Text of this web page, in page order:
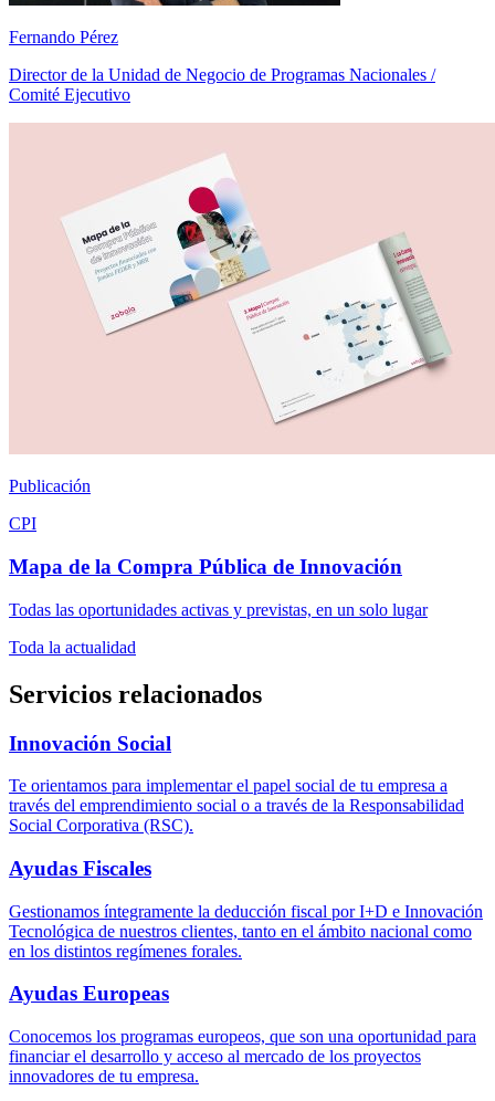
Fernando Pérez
Director de la Unidad de Negocio de Programas Nacionales /
Comité Ejecutivo
Publicación
CPI
Mapa de la Compra Pública de Innovación
Todas las oportunidades activas y previstas, en un solo lugar
Toda la actualidad
Servicios relacionados
Innovación Social
Te orientamos para implementar el papel social de tu empresa a
través del emprendimiento social o a través de la Responsabilidad
Social Corporativa (RSC).
Ayudas Fiscales
Gestionamos íntegramente la deducción fiscal por I+D e Innovación
Tecnológica de nuestros clientes, tanto en el ámbito nacional como
en los distintos regímenes forales.
Ayudas Europeas
Conocemos los programas europeos, que son una oportunidad para
financiar el desarrollo y acceso al mercado de los proyectos
innovadores de tu empresa.